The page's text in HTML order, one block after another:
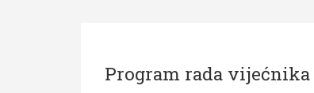
Općinska tijela
Program rada vijećnika